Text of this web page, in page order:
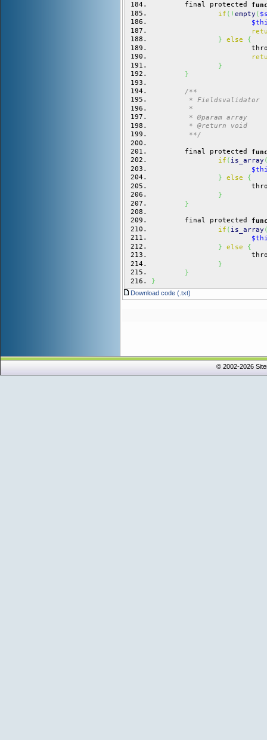
	final protected
if ( ! empty (
}
else
{
}
}
/**
	 * Fieldsvalidator
	 *
	 * @param array
	 * @return void
	 **/
	final protected
if ( is_array
}
else
{
}
}
	final protected
if ( is_array
}
else
{
}
}
}
Download code (.txt)
© 2002-2026